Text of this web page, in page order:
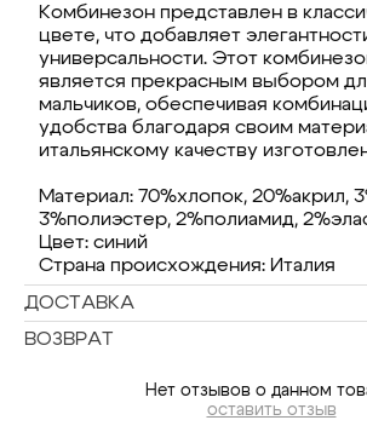
Комбинезон представлен в
цвете, что добавляет
универсальности. Этот
является прекрасным выбором
мальчиков, обеспечивая
удобства благодаря своим
итальянскому качеству
Материал: 70%хлопок, 20%акрил,
3%полиэстер, 2%полиамид,
Цвет: синий
Страна происхождения: Италия
ДОСТАВКА
ВОЗВРАТ
Нет отзывов о данном
оставить отзыв